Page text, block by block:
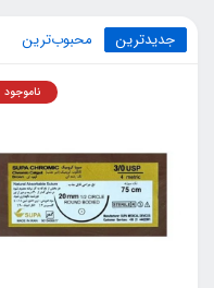
جدیدترین محبوب‌ترین
ناموجود